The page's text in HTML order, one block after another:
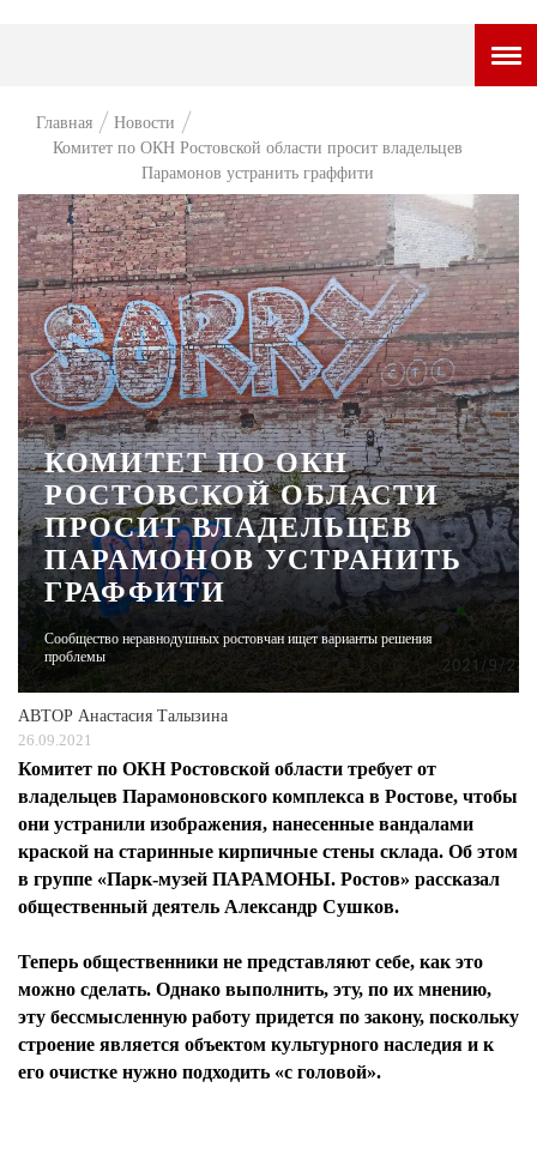
НОВОСТИ
ВОПРОС НЕДЕЛИ
ПРЕМЬЕРА
ТАМ И ТУТ
СТИЛЬ ЖИЗНИ
ХАЙП
ЧЕЛОВЕК ОСОБЕННЫЙ
КУЛЬТ ЕДЫ
АФИША
ЖУРНАЛ
Главная
Новости
Комитет по ОКН Ростовской области просит владельцев
Парамонов устранить граффити
КОМИТЕТ ПО ОКН
РОСТОВСКОЙ ОБЛАСТИ
ПРОСИТ ВЛАДЕЛЬЦЕВ
ПАРАМОНОВ УСТРАНИТЬ
ГРАФФИТИ
Сообщество неравнодушных ростовчан ищет варианты решения
проблемы
АВТОР Анастасия Талызина
26.09.2021
Комитет по ОКН Ростовской области требует от
владельцев Парамоновского комплекса в Ростове, чтобы
они устранили изображения, нанесенные вандалами
краской на старинные кирпичные стены склада. Об этом
в группе «Парк-музей ПАРАМОНЫ. Ростов» рассказал
общественный деятель Александр Сушков.
Теперь общественники не представляют себе, как это
можно сделать. Однако выполнить, эту, по их мнению,
эту бессмысленную работу придется по закону, поскольку
строение является объектом культурного наследия и к
его очистке нужно подходить «с головой».